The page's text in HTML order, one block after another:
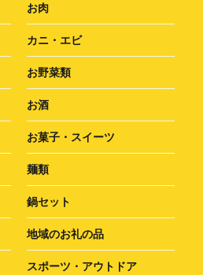
お肉
カニ・エビ
お野菜類
お酒
お菓子・スイーツ
麺類
鍋セット
地域のお礼の品
スポーツ・アウトドア